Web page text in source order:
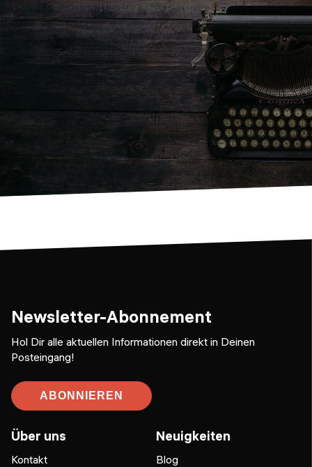
Newsletter-Abonnement
Hol Dir alle aktuellen Informationen direkt in Deinen
Posteingang!
ABONNIEREN
Über uns
Kontakt
Neuigkeiten
Blog